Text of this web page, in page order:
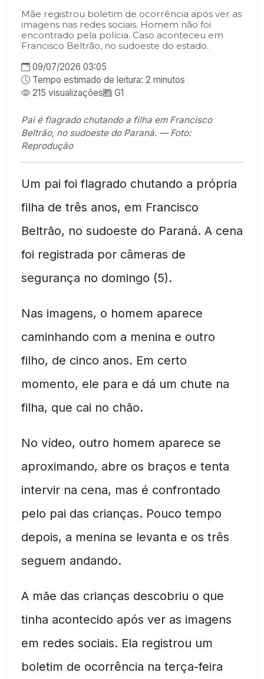
Mãe registrou boletim de ocorrência após ver as
imagens nas redes sociais. Homem não foi
encontrado pela polícia. Caso aconteceu em
Francisco Beltrão, no sudoeste do estado.
09/07/2026 03:05
Tempo estimado de leitura: 2 minutos
215 visualizações
G1
Pai é flagrado chutando a filha em Francisco
Beltrão, no sudoeste do Paraná. — Foto:
Reprodução
Um pai foi flagrado chutando a própria
filha de três anos, em Francisco
Beltrão, no sudoeste do Paraná. A cena
foi registrada por câmeras de
segurança no domingo (5).
Nas imagens, o homem aparece
caminhando com a menina e outro
filho, de cinco anos. Em certo
momento, ele para e dá um chute na
filha, que cai no chão.
No vídeo, outro homem aparece se
aproximando, abre os braços e tenta
intervir na cena, mas é confrontado
pelo pai das crianças. Pouco tempo
depois, a menina se levanta e os três
seguem andando.
A mãe das crianças descobriu o que
tinha acontecido após ver as imagens
em redes sociais. Ela registrou um
boletim de ocorrência na terça-feira